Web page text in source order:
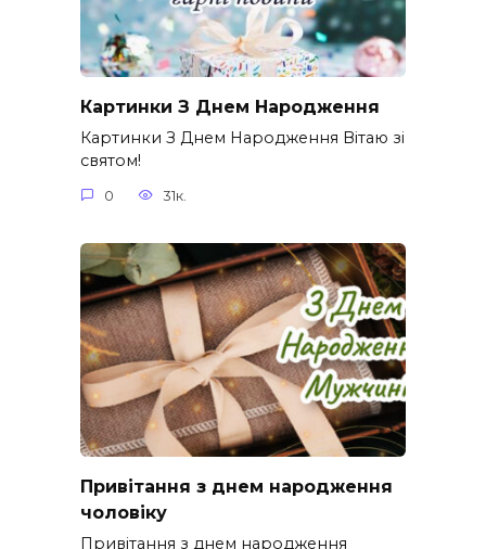
Картинки З Днем Народження
Картинки З Днем Народження Вітаю зі
святом!
0 31к.
Привітання з днем народження
чоловіку
Привітання з днем народження